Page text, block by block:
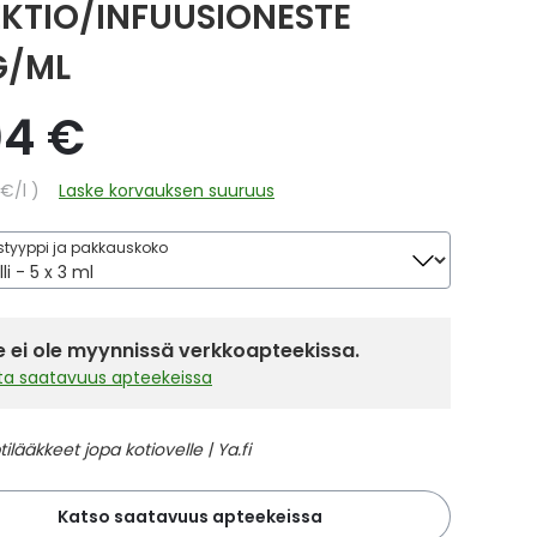
INFUUSIONESTE
ML
€
/l Laske korvauksen suuruus
ja pakkauskoko
ei ole myynnissä verkkoapteekissa.
saatavuus apteekeissa
Katso saatavuus apteekeissa